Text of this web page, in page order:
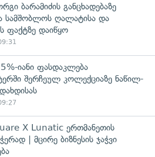
ბარამიძის განცხადებაზე
სამშობლოს ღალატისა და
ფაქტზე დაიწყო
იანი ფასდაკლება
შერჩეულ კოლექციაზე ნაწილ-
X Lunatic ერთმანეთის
| მცირე ბიზნესის ჯაჭვი